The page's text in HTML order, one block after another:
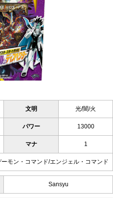
文明 光/闇/火
パワー 13000
マナ 1
モン・コマンド/エンジェル・コマンド
Sansyu